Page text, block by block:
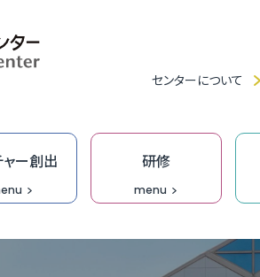
センターについて
集客力アップに向けた課題解決応援事業助成
ャー創出
ふくいベンチャー創出プロジェクト
研修
menu
「階層別」・「職種別／業種別」研修（中産大）
オープンイノベーション推進部賛助会員、